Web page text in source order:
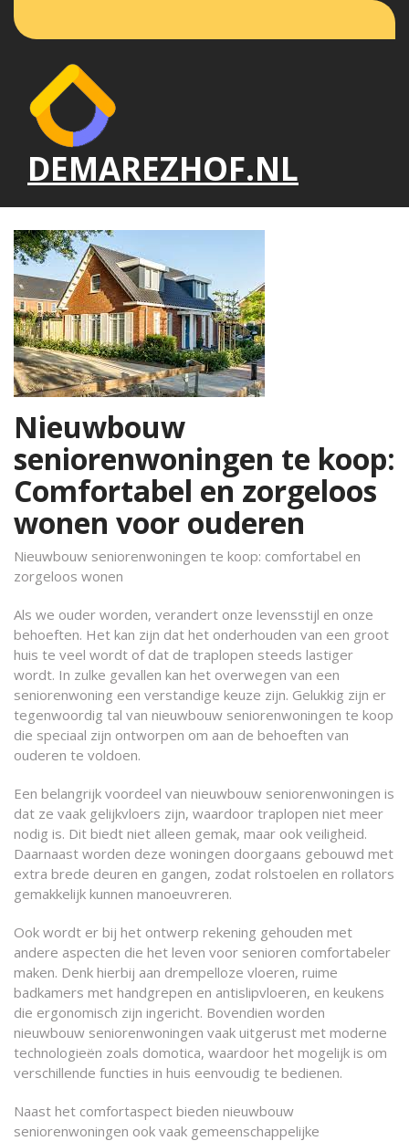
de
DEMAREZHOF.NL
Nieuwbouw
seniorenwoningen te koop:
Comfortabel en zorgeloos
wonen voor ouderen
Nieuwbouw seniorenwoningen te koop: comfortabel en
zorgeloos wonen
Als we ouder worden, verandert onze levensstijl en onze
behoeften. Het kan zijn dat het onderhouden van een groot
huis te veel wordt of dat de traplopen steeds lastiger
wordt. In zulke gevallen kan het overwegen van een
seniorenwoning een verstandige keuze zijn. Gelukkig zijn er
tegenwoordig tal van nieuwbouw seniorenwoningen te koop
die speciaal zijn ontworpen om aan de behoeften van
ouderen te voldoen.
Een belangrijk voordeel van nieuwbouw seniorenwoningen is
dat ze vaak gelijkvloers zijn, waardoor traplopen niet meer
nodig is. Dit biedt niet alleen gemak, maar ook veiligheid.
Daarnaast worden deze woningen doorgaans gebouwd met
extra brede deuren en gangen, zodat rolstoelen en rollators
gemakkelijk kunnen manoeuvreren.
Ook wordt er bij het ontwerp rekening gehouden met
andere aspecten die het leven voor senioren comfortabeler
maken. Denk hierbij aan drempelloze vloeren, ruime
badkamers met handgrepen en antislipvloeren, en keukens
die ergonomisch zijn ingericht. Bovendien worden
nieuwbouw seniorenwoningen vaak uitgerust met moderne
technologieën zoals domotica, waardoor het mogelijk is om
verschillende functies in huis eenvoudig te bedienen.
Naast het comfortaspect bieden nieuwbouw
seniorenwoningen ook vaak gemeenschappelijke